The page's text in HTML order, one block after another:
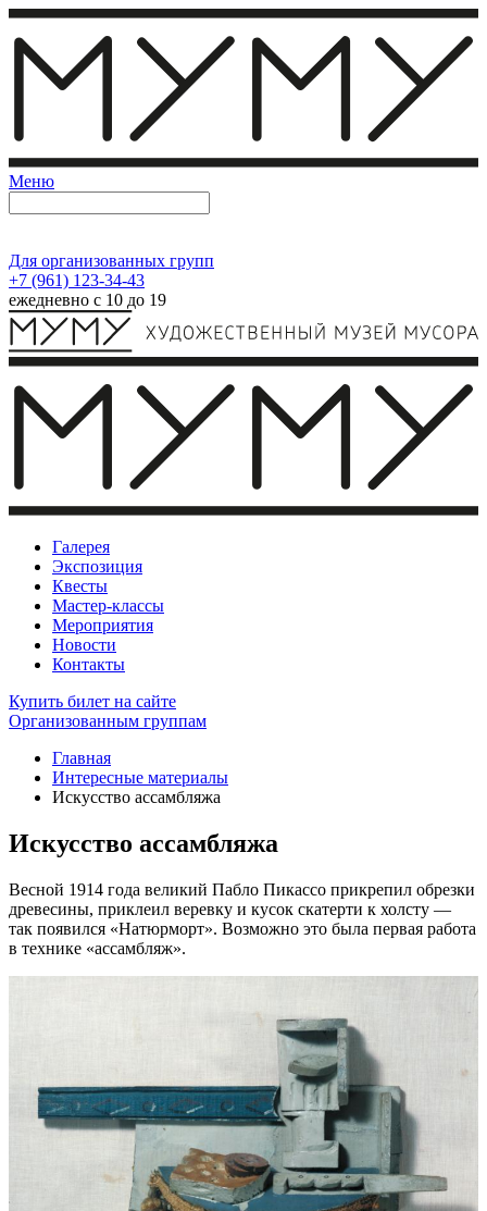
Меню
Для организованных групп
+7 (961) 123-34-43
ежедневно с 10 до 19
Галерея
Экспозиция
Квесты
Мастер-классы
Мероприятия
Новости
Контакты
Купить билет на сайте
Организованным группам
Главная
Интересные материалы
Искусство ассамбляжа
Искусство ассамбляжа
Весной 1914 года великий Пабло Пикассо прикрепил обрезки
древесины, приклеил веревку и кусок скатерти к холсту —
так появился «Натюрморт». Возможно это была первая работа
в технике «ассамбляж».